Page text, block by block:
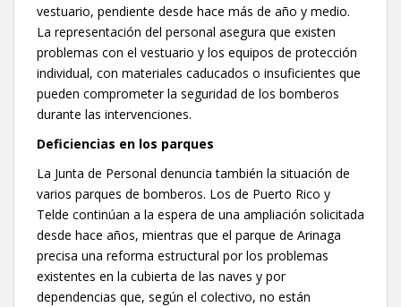
vestuario, pendiente desde hace más de año y medio.
La representación del personal asegura que existen
problemas con el vestuario y los equipos de protección
individual, con materiales caducados o insuficientes que
pueden comprometer la seguridad de los bomberos
durante las intervenciones.
Deficiencias en los parques
La Junta de Personal denuncia también la situación de
varios parques de bomberos. Los de Puerto Rico y
Telde continúan a la espera de una ampliación solicitada
desde hace años, mientras que el parque de Arinaga
precisa una reforma estructural por los problemas
existentes en la cubierta de las naves y por
dependencias que, según el colectivo, no están